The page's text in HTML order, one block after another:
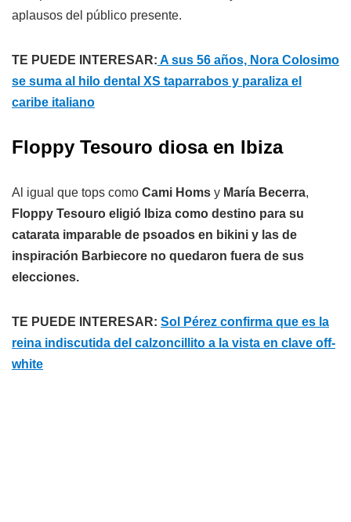
aplausos del público presente.
TE PUEDE INTERESAR: A sus 56 años, Nora Colosimo
se suma al hilo dental XS taparrabos y paraliza el
caribe italiano
Floppy Tesouro diosa en Ibiza
Al igual que tops como Cami Homs y María Becerra,
Floppy Tesouro eligió Ibiza como destino para su
catarata imparable de psoados en bikini y las de
inspiración Barbiecore no quedaron fuera de sus
elecciones.
TE PUEDE INTERESAR: Sol Pérez confirma que es la
reina indiscutida del calzoncillito a la vista en clave off-
white